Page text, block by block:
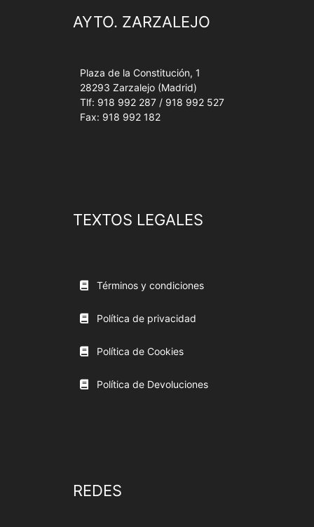
AYTO. ZARZALEJO
Plaza de la Constitución, 1
28293 Zarzalejo (Madrid)
Tlf: 918 992 287 / 918 992 527
Fax: 918 992 182
TEXTOS LEGALES
Términos y condiciones
Política de privacidad
Política de Cookies
Política de Devoluciones
REDES